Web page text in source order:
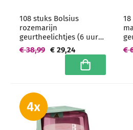
108 stuks Bolsius
rozemarijn
geurtheelichtjes (6 uur)
clear cups -
grootverpakking
€ 29,24
€ 38,99
In winkelwagen
€